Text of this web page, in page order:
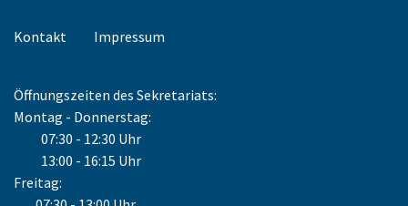
Kontakt Impressum
Öffnungszeiten des Sekretariats:
Montag - Donnerstag:
07:30 - 12:30 Uhr
13:00 - 16:15 Uhr
Freitag: